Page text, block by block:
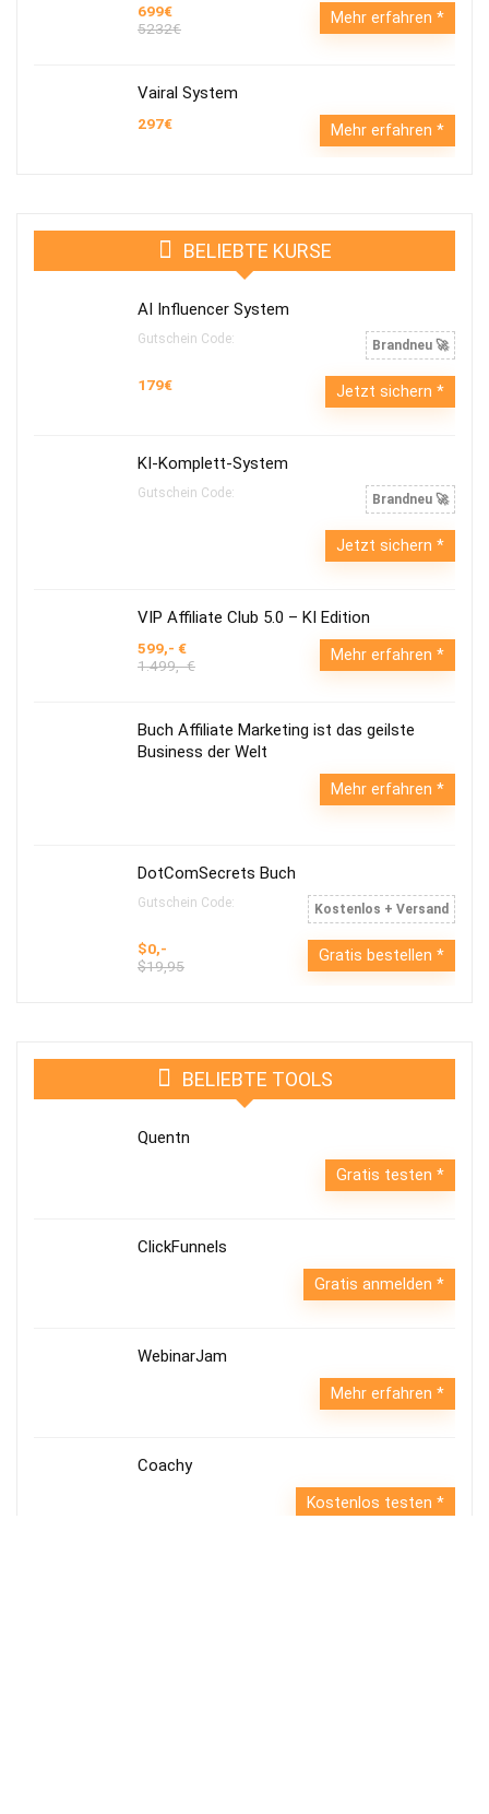
699€
5232€
Mehr erfahren
Vairal System
297€ Mehr erfahren
BELIEBTE KURSE
AI Influencer System
Gutschein Code: Brandneu 🚀
179€ Jetzt sichern
KI-Komplett-System
Gutschein Code: Brandneu 🚀
Jetzt sichern
VIP Affiliate Club 5.0 – KI Edition
599,- €
1.499,- €
Mehr erfahren
Buch Affiliate Marketing ist das geilste
Business der Welt
Mehr erfahren
DotComSecrets Buch
Gutschein Code: Kostenlos + Versand
$0,-
$19,95
Gratis bestellen
BELIEBTE TOOLS
Quentn
Gratis testen
ClickFunnels
Gratis anmelden
WebinarJam
Mehr erfahren
Coachy
Kostenlos testen